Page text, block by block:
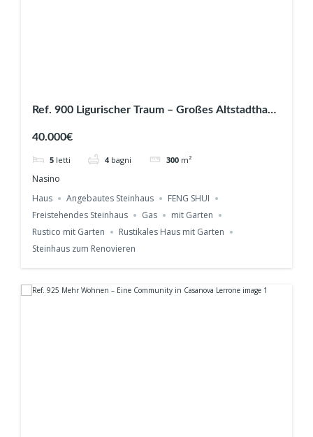
Ref. 900 Ligurischer Traum – Großes Altstadthaus
Nasino
40.000€
5 letti 4 bagni 300 m²
Nasino
Haus
Angebautes Steinhaus
FENG SHUI
Freistehendes Steinhaus
Gas
mit Garten
Rustico mit Garten
Rustikales Haus mit Garten
Steinhaus zum Renovieren